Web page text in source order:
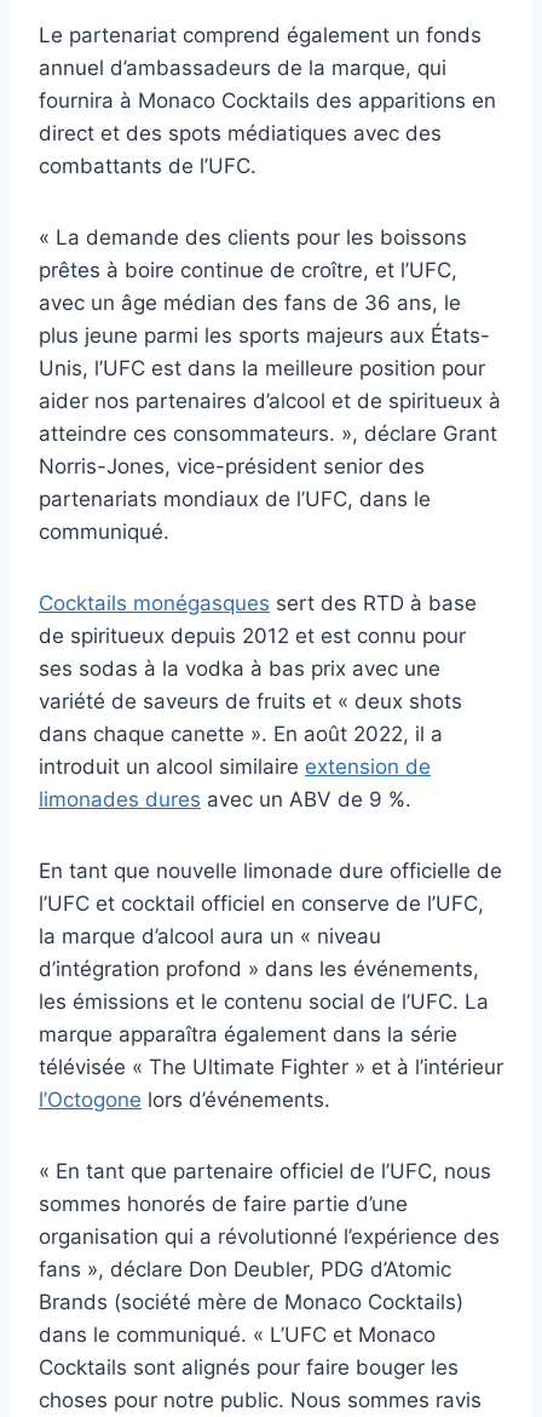
Le partenariat comprend également un fonds
annuel d’ambassadeurs de la marque, qui
fournira à Monaco Cocktails des apparitions en
direct et des spots médiatiques avec des
combattants de l’UFC.
« La demande des clients pour les boissons
prêtes à boire continue de croître, et l’UFC,
avec un âge médian des fans de 36 ans, le
plus jeune parmi les sports majeurs aux États-
Unis, l’UFC est dans la meilleure position pour
aider nos partenaires d’alcool et de spiritueux à
atteindre ces consommateurs. », déclare Grant
Norris-Jones, vice-président senior des
partenariats mondiaux de l’UFC, dans le
communiqué.
Cocktails monégasques sert des RTD à base
de spiritueux depuis 2012 et est connu pour
ses sodas à la vodka à bas prix avec une
variété de saveurs de fruits et « deux shots
dans chaque canette ». En août 2022, il a
introduit un alcool similaire extension de
limonades dures avec un ABV de 9 %.
En tant que nouvelle limonade dure officielle de
l’UFC et cocktail officiel en conserve de l’UFC,
la marque d’alcool aura un « niveau
d’intégration profond » dans les événements,
les émissions et le contenu social de l’UFC. La
marque apparaîtra également dans la série
télévisée « The Ultimate Fighter » et à l’intérieur
l’Octogone lors d’événements.
« En tant que partenaire officiel de l’UFC, nous
sommes honorés de faire partie d’une
organisation qui a révolutionné l’expérience des
fans », déclare Don Deubler, PDG d’Atomic
Brands (société mère de Monaco Cocktails)
dans le communiqué. « L’UFC et Monaco
Cocktails sont alignés pour faire bouger les
choses pour notre public. Nous sommes ravis